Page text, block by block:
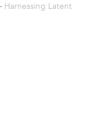
Harnessing Latent